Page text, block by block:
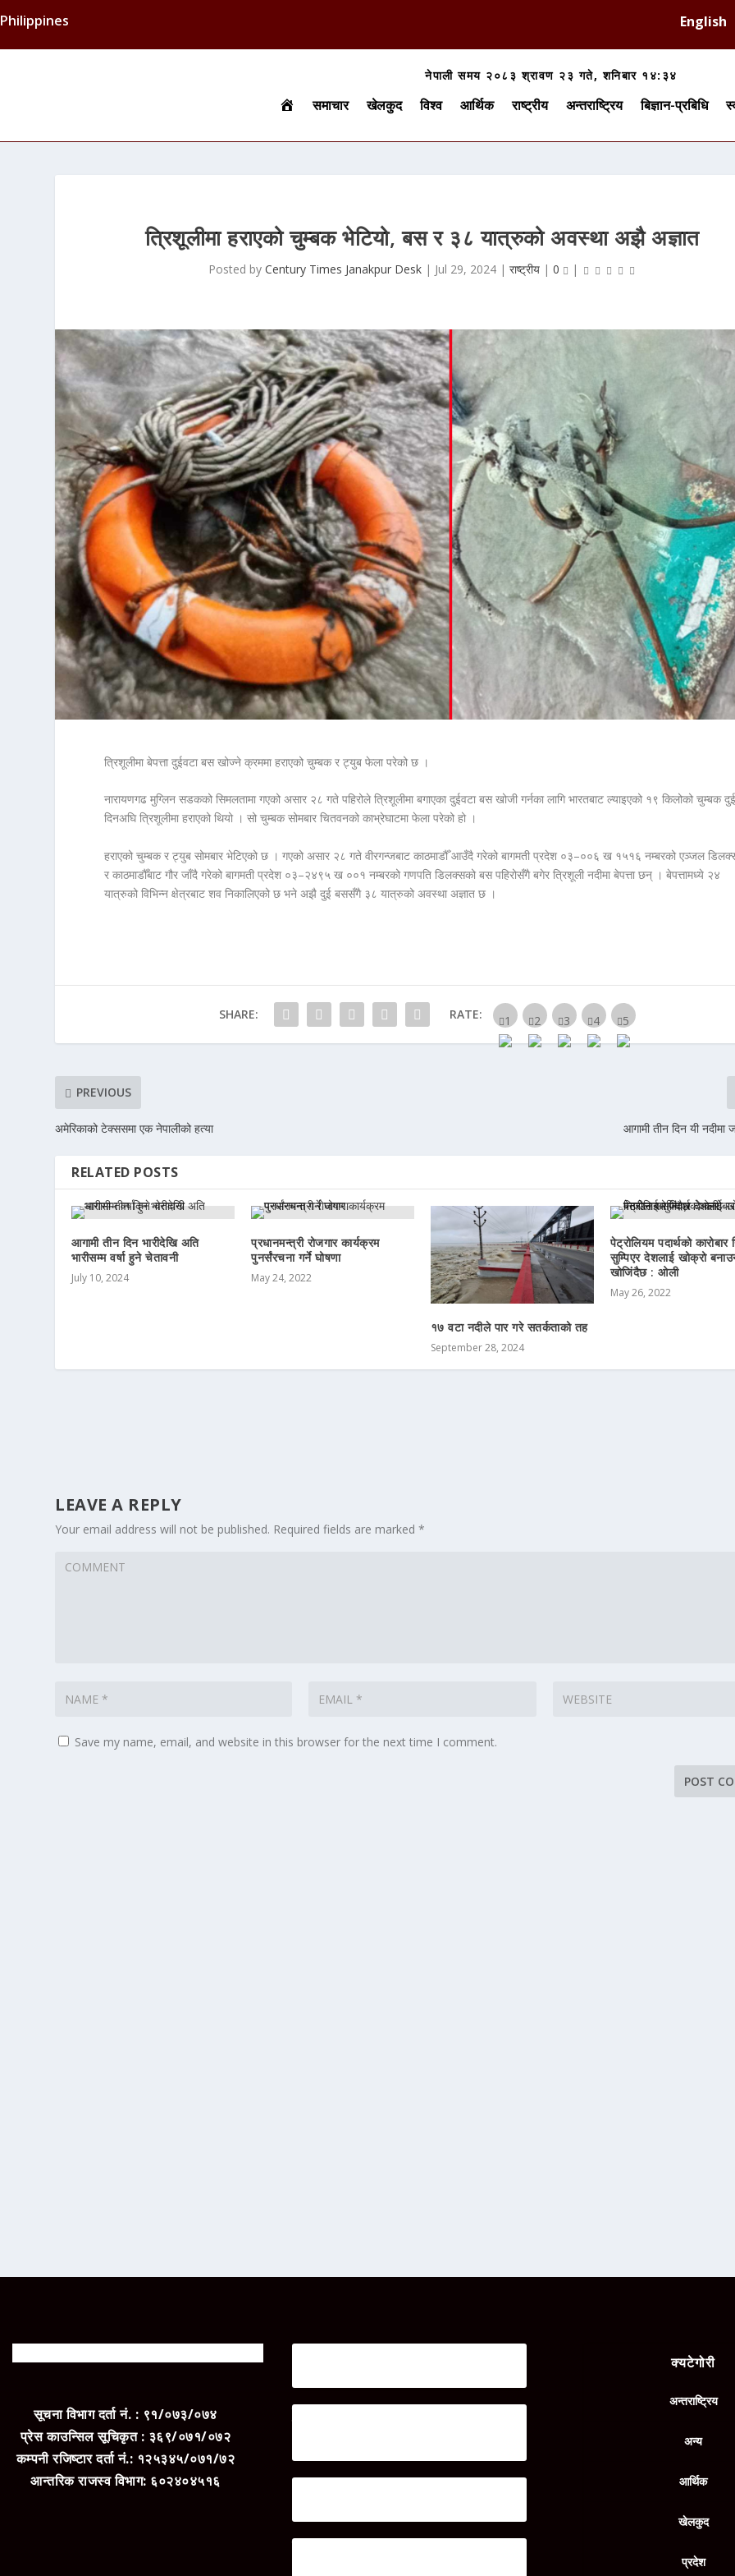
Philippines English
नेपाली समय २०८३ श्रावण २३ गते, शनिबार १४:३४
e
समाचार खेलकुद विश्व आर्थिक राष्ट्रीय अन्तराष्ट्रिय बिज्ञान-प्रबिधि
त्रिशूलीमा हराएको चुम्बक भेटियो, बस र ३८ यात्रुको अवस्था अझै अज्ञात
Posted byCentury Times Janakpur Desk | Jul 29, 2024 |राष्ट्रीय |0 |
त्रिशूलीमा बेपत्ता दुईवटा बस खोज्ने क्रममा हराएको चुम्बक र ट्युब फेला परेको छ ।
नारायणगढ मुग्लिन सडकको सिमलतामा गएको असार २८ गते पहिरोले त्रिशूलीमा बगाएका दुईवटा बस खोजी गर्नका लागि भारतबाट ल्याइएको १९ किलोको चुम्बक दुई
दिनअघि त्रिशूलीमा हराएको थियो । सो चुम्बक सोमबार चितवनको काभ्रेघाटमा फेला परेको हो ।
हराएको चुम्बक र ट्युब सोमबार भेटिएको छ । गएको असार २८ गते वीरगन्जबाट काठमाडौँ आउँदै गरेको बागमती प्रदेश ०३–००६ ख १५१६ नम्बरको एञ्जल
र काठमाडौँबाट गौर जाँदै गरेको बागमती प्रदेश ०३–२४९५ ख ००१ नम्बरको गणपति डिलक्सको बस पहिरोसँगै बगेर त्रिशूली नदीमा बेपत्ता छन् । बेपत्तामध्ये २४
यात्रुको विभिन्न क्षेत्रबाट शव निकालिएको छ भने अझै दुई बससँगै ३८ यात्रुको अवस्था अज्ञात छ ।
SHARE: RATE:
PREVIOUS
अमेरिकाको टेक्ससमा एक नेपालीको हत्या आगामी तीन दिन यी
RELATED POSTS
आगामी तीन दिन भारीदेखि अति
भारीसम्म वर्षा हुने चेतावनी
July 10, 2024
प्रधानमन्त्री रोजगार कार्यक्रम
पुनर्संरचना गर्ने घोषणा
May 24, 2022
१७ वटा नदीले पार गरे सतर्कताको तह
September 28, 2024
पेट्रोलियम पदार्थको कारोबार
सुम्पिएर देशलाई खोक्रो
खोजिंदैछ : ओली
May 26, 2022
LEAVE A REPLY
Your email address will not be published. Required fields are marked*
Save my name, email, and website in this browser for the next time I comment.
सूचना विभाग दर्ता नं. : ९१/०७३/०७४
प्रेस काउन्सिल सूचिकृत : ३६९/०७१/०७२
कम्पनी रजिष्टार दर्ता नं.: १२५३४५/०७१/७२
आन्तरिक राजस्व विभाग: ६०२४०४५१६
‘मधेसको अधिकार जनमतले मात्रै जोगाउँछ’– गोपालप्रसाद साह
प्रचार प्रसारको अन्तिम दिन जुलीको जनकपुरधाम बजारमा
‘परिवर्तन अब रोकिने छैन’ : मनिष झाको दाबी
जनतालाई नयाँ भनेर भ्रमित पार्ने प्रयास भइरहेको जुलीको
क्यटेगोरी
अन्तराष्ट्रिय
अन्य
आर्थिक
खेलकुद
प्रदेश